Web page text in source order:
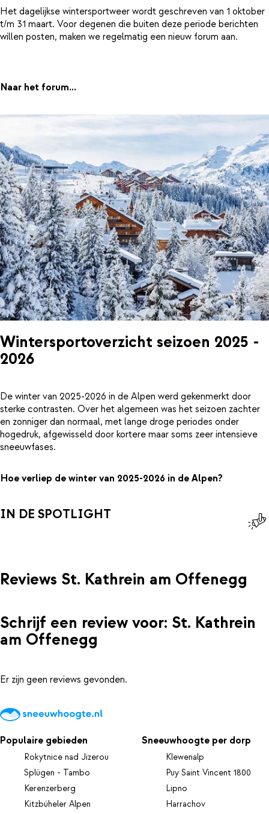
Het dagelijkse wintersportweer wordt geschreven van 1 oktober
t/m 31 maart. Voor degenen die buiten deze periode berichten
willen posten, maken we regelmatig een nieuw forum aan.
Naar het forum...
Wintersportoverzicht seizoen 2025 -
2026
De winter van 2025-2026 in de Alpen werd gekenmerkt door
sterke contrasten. Over het algemeen was het seizoen zachter
en zonniger dan normaal, met lange droge periodes onder
hogedruk, afgewisseld door kortere maar soms zeer intensieve
sneeuwfases.
Hoe verliep de winter van 2025-2026 in de Alpen?
IN DE SPOTLIGHT
Reviews St. Kathrein am Offenegg
Schrijf een review voor: St. Kathrein
am Offenegg
Er zijn geen reviews gevonden.
Populaire gebieden
Rokytnice nad Jizerou
Splügen - Tambo
Kerenzerberg
Kitzbüheler Alpen
Sneeuwhoogte per dorp
Klewenalp
Puy Saint Vincent 1800
Lipno
Harrachov